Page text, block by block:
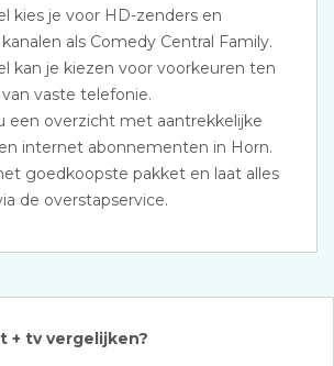
kies je voor HD-zenders en
als Comedy Central Family.
kan je kiezen voor voorkeuren ten
vaste telefonie.
een overzicht met aantrekkelijke
internet abonnementen in Horn.
goedkoopste pakket en laat alles
de overstapservice.
+ tv vergelijken?